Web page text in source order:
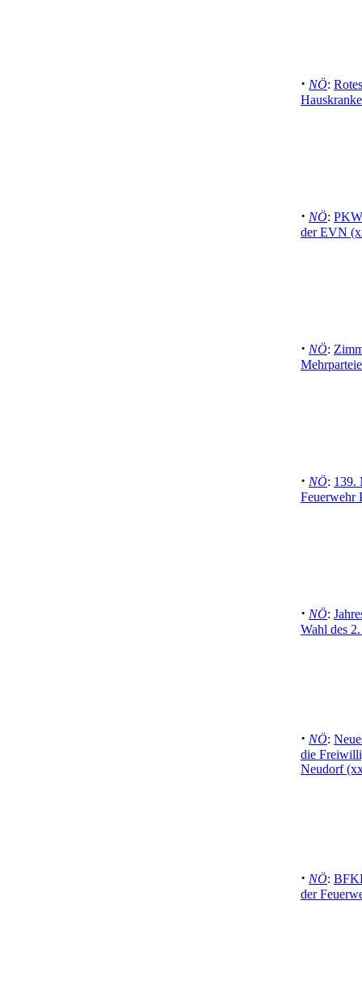
· NÖ:
· NÖ:
der EVN
· NÖ:
· NÖ: 139.
Feuerwehr
· NÖ:
Wahl des
· NÖ:
die
Neudorf
· NÖ:
der